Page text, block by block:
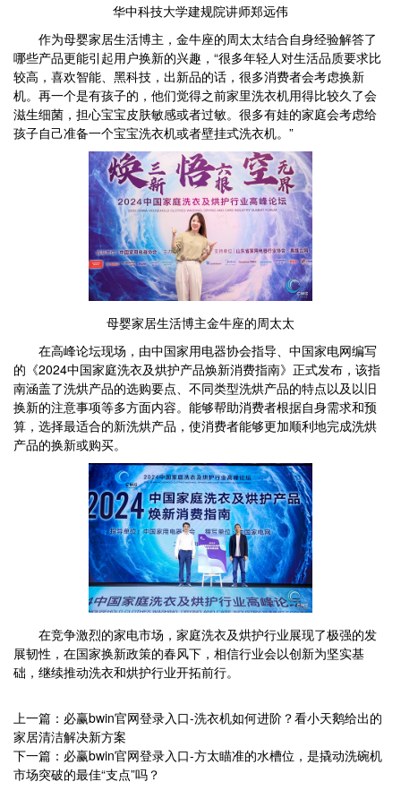
华中科技大学建规院讲师郑远伟
作为母婴家居生活博主，金牛座的周太太结合自身经验解答了
哪些产品更能引起用户换新的兴趣，“很多年轻人对生活品质要求比
较高，喜欢智能、黑科技，出新品的话，很多消费者会考虑换新
机。再一个是有孩子的，他们觉得之前家里洗衣机用得比较久了会
滋生细菌，担心宝宝皮肤敏感或者过敏。很多有娃的家庭会考虑给
孩子自己准备一个宝宝洗衣机或者壁挂式洗衣机。”
母婴家居生活博主金牛座的周太太
在高峰论坛现场，由中国家用电器协会指导、中国家电网编写
的《2024中国家庭洗衣及烘护产品焕新消费指南》正式发布，该指
南涵盖了洗烘产品的选购要点、不同类型洗烘产品的特点以及以旧
换新的注意事项等多方面内容。能够帮助消费者根据自身需求和预
算，选择最适合的新洗烘产品，使消费者能够更加顺利地完成洗烘
产品的换新或购买。
在竞争激烈的家电市场，家庭洗衣及烘护行业展现了极强的发
展韧性，在国家换新政策的春风下，相信行业会以创新为坚实基
础，继续推动洗衣和烘护行业开拓前行。
上一篇：必赢bwin官网登录入口-洗衣机如何进阶？看小天鹅给出的
家居清洁解决新方案
下一篇：必赢bwin官网登录入口-方太瞄准的水槽位，是撬动洗碗机
市场突破的最佳“支点”吗？